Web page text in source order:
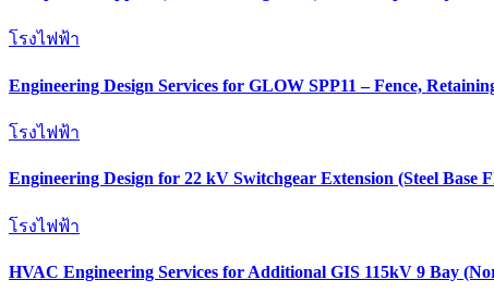
โรงไฟฟ้า
Engineering Design Services for GLOW SPP11 – Fence,
โรงไฟฟ้า
Engineering Design for 22 kV Switchgear Extension (Steel Base
โรงไฟฟ้า
HVAC Engineering Services for Additional GIS 115kV 9 Bay